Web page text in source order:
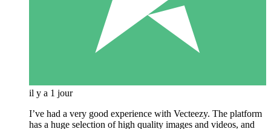
il y a 1 jour
I’ve had a very good experience with Vecteezy. The platform
has a huge selection of high quality images and videos, and